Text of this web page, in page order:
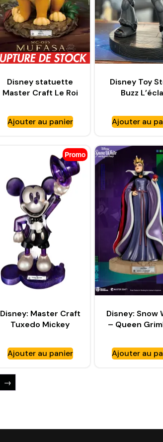
Disney statuette
Master Craft Le Roi
KINGDOM
Ajouter au panier
Disney Toy
Buzz
Spéciale
BEAST
Ajouter au
Promo
Disney: Master Craft
Tuxedo Mickey
Statue – BEAST
KINGDOM
Ajouter au panier
Disney: Snow
– Queen
– BEAST
Ajouter au
→